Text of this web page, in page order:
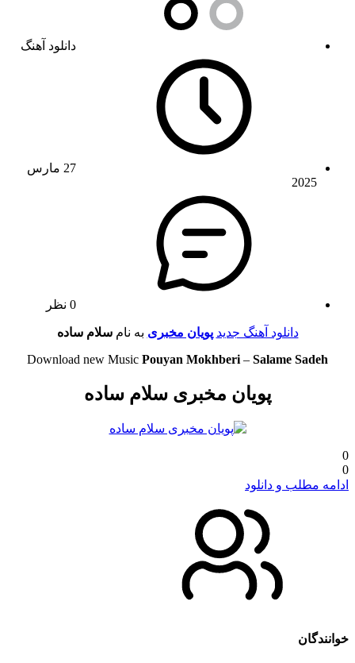
دانلود آهنگ
27 مارس
2025
دانلود آهنگ جدید پویان مخبری به نامسلام ساده
Download new Music Pouyan Mokhberi – Salame Sadeh
پویان مخبری سلام ساده
0
0
ادامه مطلب و دانلود
خوانندگان